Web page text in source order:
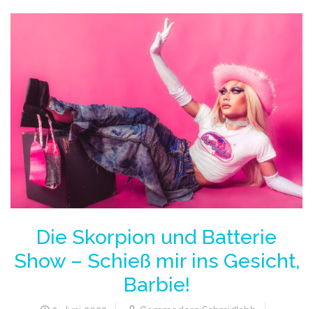
Die Skorpion und Batterie
Show – Schieß mir ins Gesicht,
Barbie!